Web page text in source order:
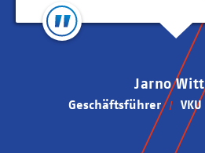
Jarno
Geschäftsführer